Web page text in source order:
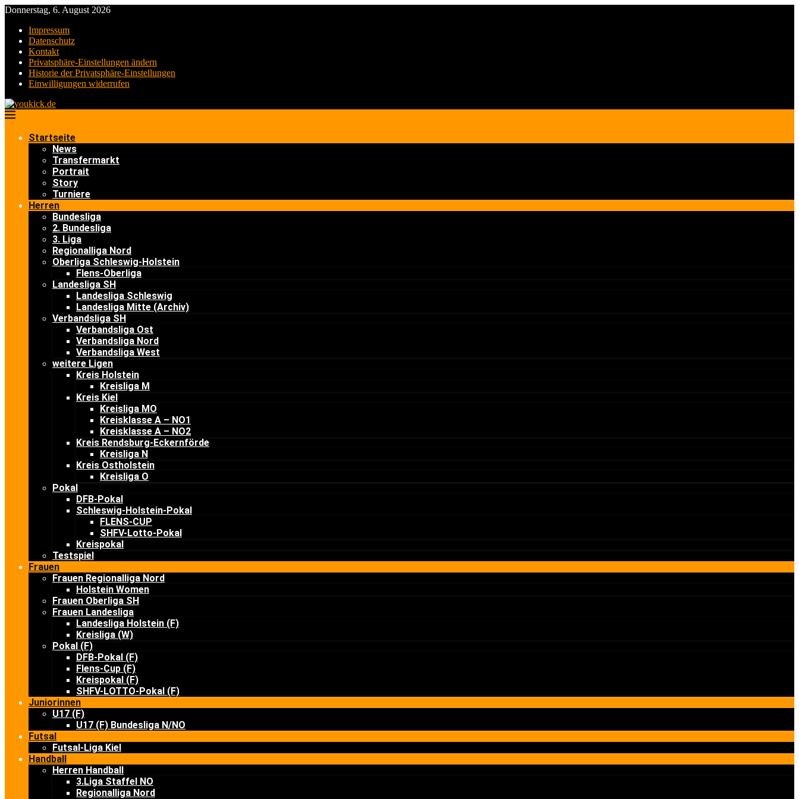
Donnerstag, 6. August 2026
Impressum
Datenschutz
Kontakt
Privatsphäre-Einstellungen ändern
Historie der Privatsphäre-Einstellungen
Einwilligungen widerrufen
Startseite
News
Transfermarkt
Portrait
Story
Turniere
Herren
Bundesliga
2. Bundesliga
3. Liga
Regionalliga Nord
Oberliga Schleswig-Holstein
Flens-Oberliga
Landesliga SH
Landesliga Schleswig
Landesliga Mitte (Archiv)
Verbandsliga SH
Verbandsliga Ost
Verbandsliga Nord
Verbandsliga West
weitere Ligen
Kreis Holstein
Kreisliga M
Kreis Kiel
Kreisliga MO
Kreisklasse A – NO1
Kreisklasse A – NO2
Kreis Rendsburg-Eckernförde
Kreisliga N
Kreis Ostholstein
Kreisliga O
Pokal
DFB-Pokal
Schleswig-Holstein-Pokal
FLENS-CUP
SHFV-Lotto-Pokal
Kreispokal
Testspiel
Frauen
Frauen Regionalliga Nord
Holstein Women
Frauen Oberliga SH
Frauen Landesliga
Landesliga Holstein (F)
Kreisliga (W)
Pokal (F)
DFB-Pokal (F)
Flens-Cup (F)
Kreispokal (F)
SHFV-LOTTO-Pokal (F)
Juniorinnen
U17 (F)
U17 (F) Bundesliga N/NO
Futsal
Futsal-Liga Kiel
Handball
Herren Handball
3.Liga Staffel NO
Regionalliga Nord